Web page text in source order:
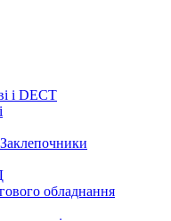
і DECT
обладнання